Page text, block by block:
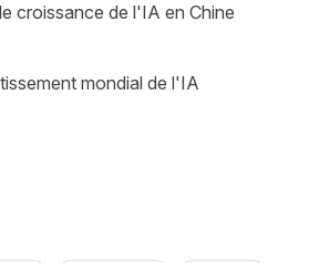
croissance de l'IA en Chine
mondial de l'IA